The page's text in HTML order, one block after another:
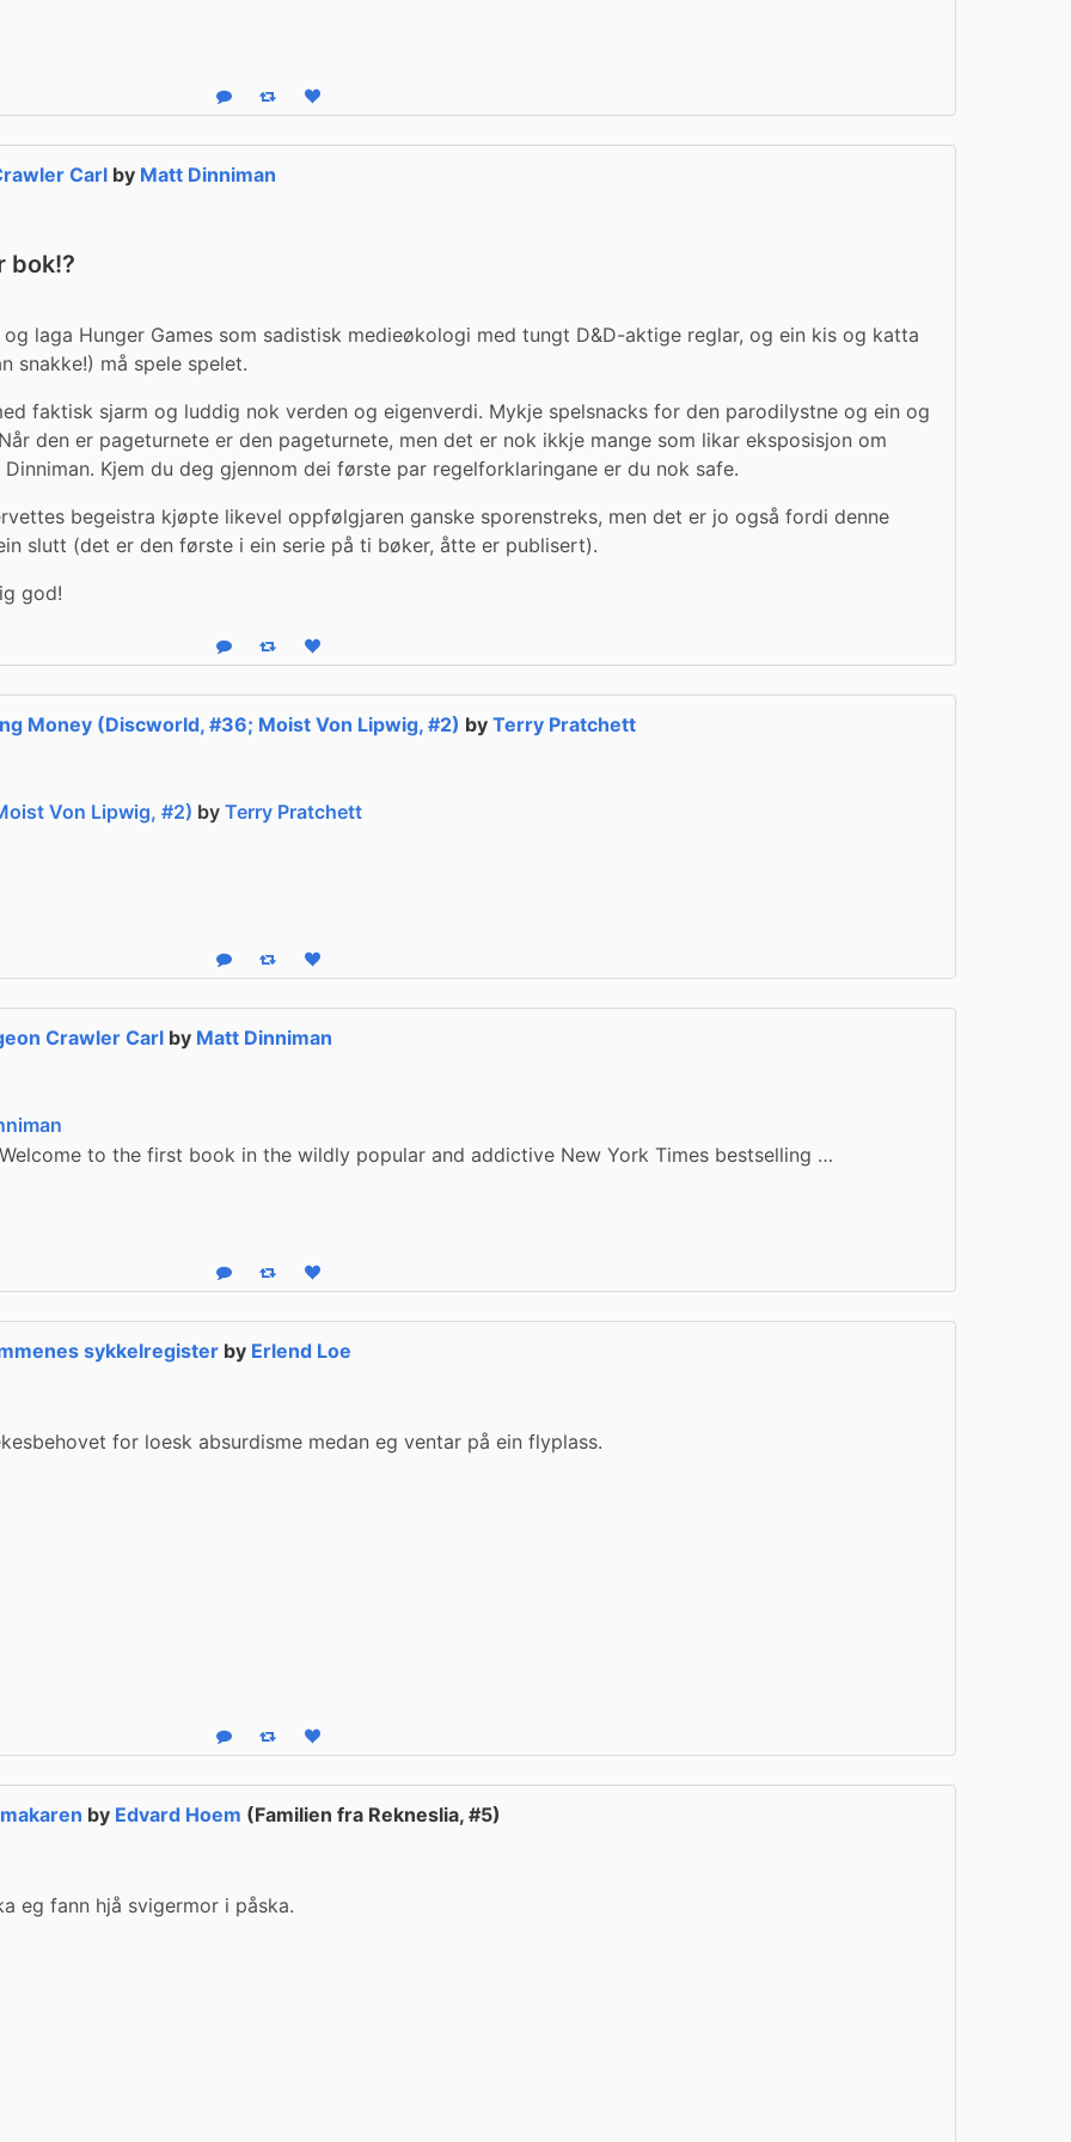
Reply Boost statusLike status
Carl by Matt Dinniman
bok!?
laga Hunger Games som sadistisk medieøkologi med tungt D&D-aktige reglar, og ein kis og katta
snakke!) må spele spelet.
faktisk sjarm og luddig nok verden og eigenverdi. Mykje spelsnacks for den parodilystne og ein og
den er pageturnete er den pageturnete, men det er nok ikkje mange som likar eksposisjon om
Kjem du deg gjennom dei første par regelforklaringane er du nok safe.
begeistra kjøpte likevel oppfølgjaren ganske sporenstreks, men det er jo også fordi denne
slutt (det er den første i ein serie på ti bøker, åtte er publisert).
god!
Reply Boost statusLike status
Money (Discworld, #36; Moist Von Lipwig, #2) by Terry Pratchett
Von Lipwig, #2) by Terry Pratchett
Reply Boost statusLike status
Crawler Carl by Matt Dinniman
to the first book in the wildly popular and addictive New York Times bestselling …
Reply Boost statusLike status
sykkelregister by Erlend Loe
for loesk absurdisme medan eg ventar på ein flyplass.
Reply Boost statusLike status
by Edvard Hoem (Familien fra Rekneslia, #5)
eg fann hjå svigermor i påska.